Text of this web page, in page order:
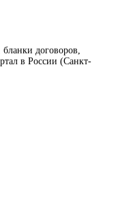
договоров,
в России (Санкт-